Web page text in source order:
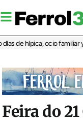
hípica, ocio familiar y
Feira do